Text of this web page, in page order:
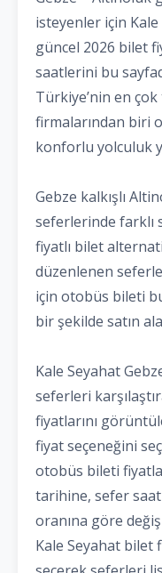
isteyenler için
güncel 2026 bilet
saatlerini bu
Türkiye’nin en
firmalarından biri
konforlu yolculuk
Gebze kalkışlı
seferlerinde farklı
fiyatlı bilet
düzenlenen
için otobüs bileti
bir şekilde satın
Kale Seyahat
seferleri
fiyatlarını
fiyat seçeneğini
otobüs bileti
tarihine, sefer
oranına göre
Kale Seyahat bilet